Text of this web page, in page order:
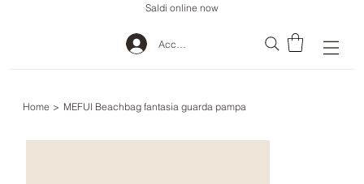
Saldi online now
Accedi
Home > MEFUI Beachbag fantasia guarda pampa